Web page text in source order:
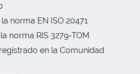
norma EN ISO 20471
norma RIS 3279-TOM
en la Comunidad